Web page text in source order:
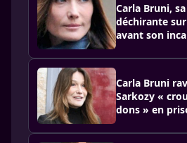
Carla Bruni,
déchirante
avant son
Carla Bruni
Sarkozy «
dons » en